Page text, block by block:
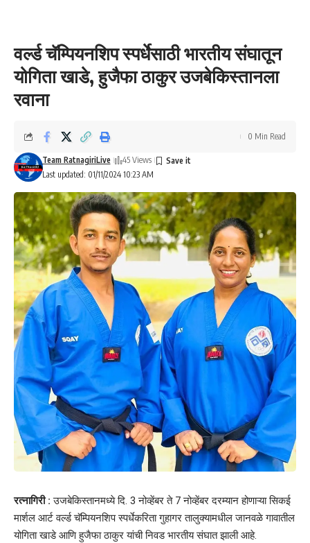
वर्ल्ड चॅम्पियनशिप स्पर्धेसाठी भारतीय संघातून
योगिता खाडे, हुजैफा ठाकुर उजबेकिस्तानला
रवाना
Last updated: 01/11/2024 10:23 AM
Team RatnagiriLive 45 Views
0 Min Read
रत्नागिरी : उजबेकिस्तानमध्ये दि. 3 नोव्हेंबर ते 7 नोव्हेंबर दरम्यान होणाऱ्या सिकई
मार्शल आर्ट वर्ल्ड चॅम्पियनशिप स्पर्धेकरिता गुहागर तालुक्यामधील जानवळे गावातील
योगिता खाडे आणि हुजैफा ठाकुर यांची निवड भारतीय संघात झाली आहे.